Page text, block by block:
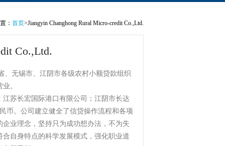
： 首页>Jiangyin Changhong Rural Micro-credit Co.,Ltd.
Co.,Ltd.
无锡市、江阴市各级农村小额贷款组织
。
苏长宏国际港口有限公司；江阴市长达
币。公司建立健全了信贷操作流程和各项
业理念，坚持只为成功想办法，不为失
自身特点的科学发展模式，强化职业道